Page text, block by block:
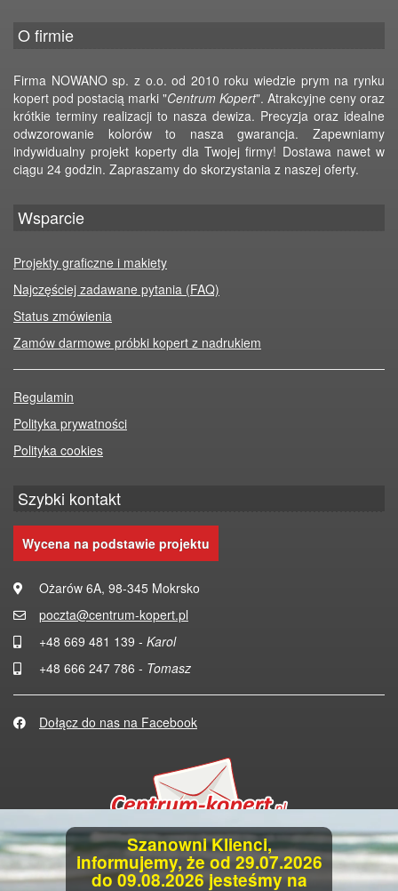
Szanowni Klienci,
informujemy, że od 29.07.2026
do 09.08.2026 jesteśmy na
O firmie
Firma NOWANO sp. z o.o. od 2010 roku wiedzie prym na rynku
kopert pod postacią marki "Centrum Kopert". Atrakcyjne ceny oraz
krótkie terminy realizacji to nasza dewiza. Precyzja oraz idealne
odwzorowanie kolorów to nasza gwarancja. Zapewniamy
indywidualny projekt koperty dla Twojej firmy! Dostawa nawet w
ciągu 24 godzin. Zapraszamy do skorzystania z naszej oferty.
Wsparcie
Projekty graficzne i makiety
Najczęściej zadawane pytania (FAQ)
Status zmówienia
Zamów darmowe próbki kopert z nadrukiem
Regulamin
Polityka prywatności
Polityka cookies
Szybki kontakt
Wycena na podstawie projektu
Ożarów 6A, 98-345 Mokrsko
poczta@centrum-kopert.pl
+48 669 481 139 - Karol
+48 666 247 786 - Tomasz
Dołącz do nas na Facebook
Copyright 2026
All rights reserved